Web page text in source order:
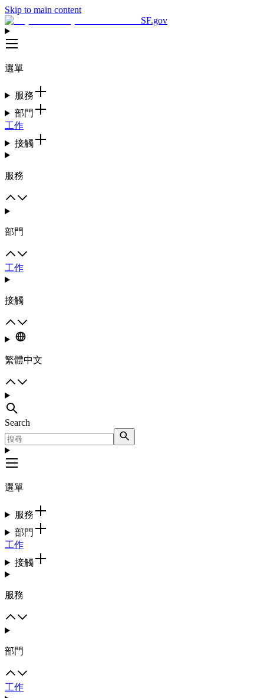
Skip to main content
SF.gov
選單
服務
部門
工作
接觸
服務
部門
工作
接觸
繁體中文
Search
選單
服務
部門
工作
接觸
服務
部門
工作